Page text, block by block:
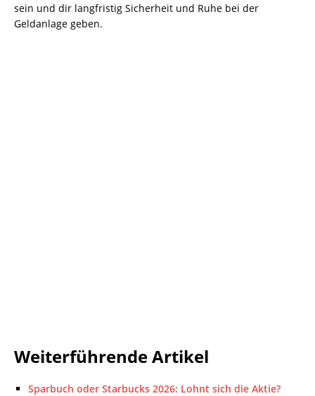
sein und dir langfristig Sicherheit und Ruhe bei der
Geldanlage geben.
Weiterführende Artikel
Sparbuch oder Starbucks 2026: Lohnt sich die Aktie?